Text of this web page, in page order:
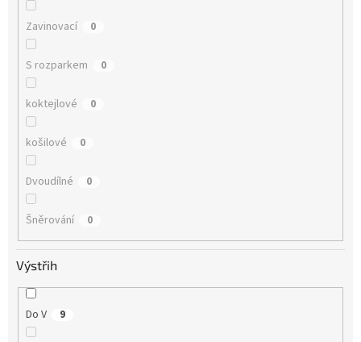
Zavinovací 0
S rozparkem 0
koktejlové 0
košilové 0
Dvoudílné 0
Šněrování 0
Výstřih
Do V 9